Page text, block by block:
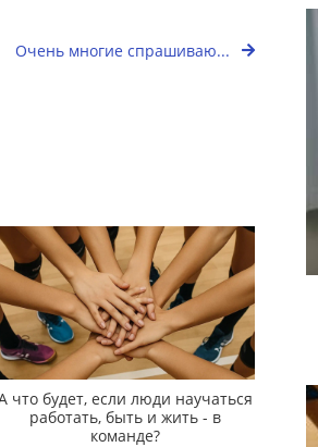
Очень многие спрашиваю...
что будет, если люди научаться
работать, быть и жить - в
команде?